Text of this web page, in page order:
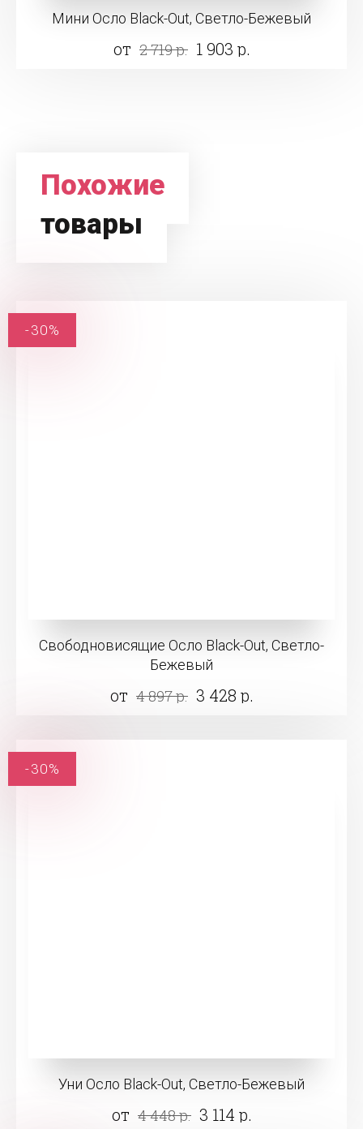
Мини Осло Black-Out, Светло-Бежевый
от 2 719 р. 1 903 р.
Похожие
товары
Свободновисящие Осло Black-Out, Светло-
Бежевый
от 4 897 р. 3 428 р.
-30%
Уни Осло Black-Out, Светло-Бежевый
от 4 448 р. 3 114 р.
-30%